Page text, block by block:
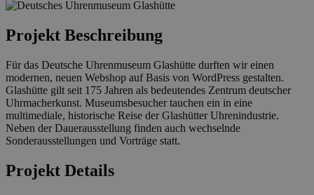
Projekt Beschreibung
Für das Deutsche Uhrenmuseum Glashütte durften wir einen
modernen, neuen Webshop auf Basis von WordPress gestalten.
Glashütte gilt seit 175 Jahren als bedeutendes Zentrum deutscher
Uhrmacherkunst. Museumsbesucher tauchen ein in eine
multimediale, historische Reise der Glashütter Uhrenindustrie.
Neben der Dauerausstellung finden auch wechselnde
Sonderausstellungen und Vorträge statt.
Projekt Details